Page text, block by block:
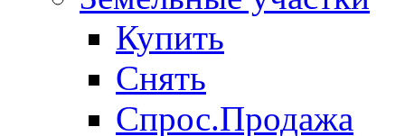
Купить
Снять
Спрос.Продажа